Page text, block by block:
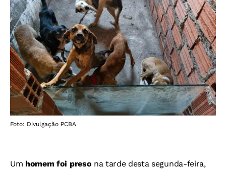
Foto: Divulgação PCBA
Um homem foi preso na tarde desta segunda-feira,